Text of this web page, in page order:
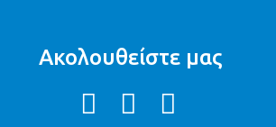
Ακολουθείστε μας